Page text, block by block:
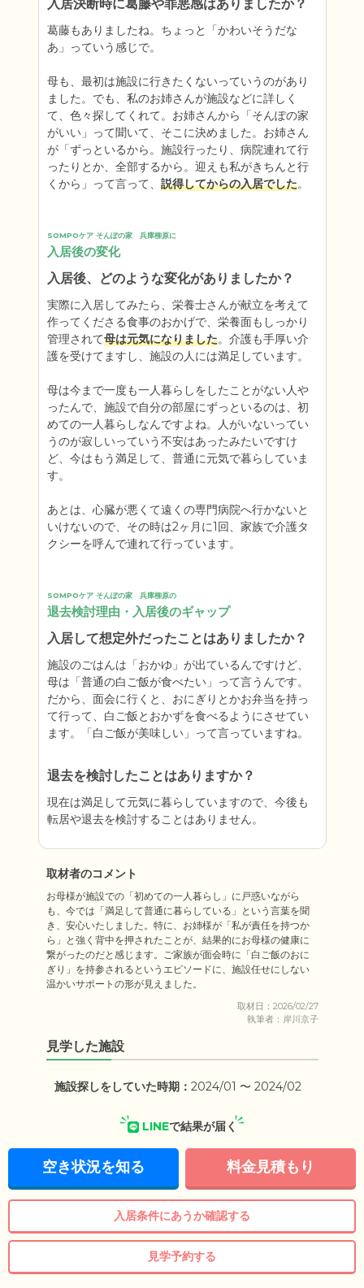
入居決断時に葛藤や罪悪感はありましたか？
葛藤もありましたね。ちょっと「かわいそうだな
あ」っていう感じで。
母も、最初は施設に行きたくないっていうのがあり
ました。でも、私のお姉さんが施設などに詳しく
て、色々探してくれて。お姉さんから「そんぽの家
がいい」って聞いて、そこに決めました。お姉さん
が「ずっといるから。施設行ったり、病院連れて行
ったりとか、全部するから。迎えも私がきちんと行
くから」って言って、 説得してからの入居でした。
SOMPOケア そんぽの家　兵庫柳原に
入居後の変化
入居後、どのような変化がありましたか？
実際に入居してみたら、栄養士さんが献立を考えて
作ってくださる食事のおかげで、栄養面もしっかり
管理されて母は元気になりました。介護も手厚い介
護を受けてますし、施設の人には満足しています。
母は今まで一度も一人暮らしをしたことがない人や
ったんで、施設で自分の部屋にずっといるのは、初
めての一人暮らしなんですよね。人がいないってい
うのが寂しいっていう不安はあったみたいですけ
ど、今はもう満足して、普通に元気で暮らしていま
す。
あとは、心臓が悪くて遠くの専門病院へ行かないと
いけないので、その時は2ヶ月に1回、家族で介護タ
クシーを呼んで連れて行っています。
SOMPOケア そんぽの家　兵庫柳原の
退去検討理由・入居後のギャップ
入居して想定外だったことはありましたか？
施設のごはんは「おかゆ」が出ているんですけど、
母は「普通の白ご飯が食べたい」って言うんです。
だから、面会に行くと、おにぎりとかお弁当を持っ
て行って、白ご飯とおかずを食べるようにさせてい
ます。「白ご飯が美味しい」って言っていますね。
退去を検討したことはありますか？
現在は満足して元気に暮らしていますので、今後も
転居や退去を検討することはありません。
取材者のコメント
お母様が施設での「初めての一人暮らし」に戸惑いながら
も、今では「満足して普通に暮らしている」という言葉を聞
き、安心いたしました。特に、お姉様が「私が責任を持つか
ら」と強く背中を押されたことが、結果的にお母様の健康に
繋がったのだと感じます。ご家族が面会時に「白ご飯のおに
ぎり」を持参されるというエピソードに、施設任せにしない
温かいサポートの形が見えました。
取材日：2026/02/27
執筆者：岸川京子
見学した施設
施設探しをしていた時期： 2024/01 〜 2024/02
LINEで結果が届く
空き状況を知る 料金見積もり
入居条件にあうか確認する
見学予約する